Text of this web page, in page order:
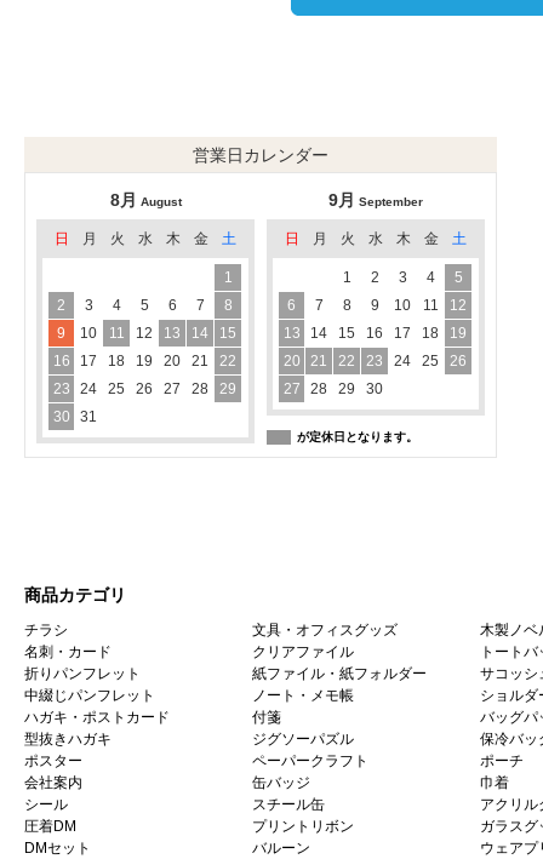
営業日カレンダー
8月 August
日 月 火 水 木 金 土
1
2
3 4 5 6 7
8
9
10 11 12 13 14
15
16
17 18 19 20 21
22
23
24 25 26 27 28
29
30
31
9月 September
日 月 火 水 木 金 土
1 2 3 4
5
6
7 8 9 10 11
12
13
14 15 16 17 18
19
20
21 22 23 24 25
26
27
28 29 30
が定休日となります。
商品カテゴリ
チラシ
名刺・カード
折りパンフレット
中綴じパンフレット
ハガキ・ポストカード
型抜きハガキ
ポスター
会社案内
シール
圧着DM
DMセット
文具・オフィスグッズ
クリアファイル
紙ファイル・紙フォルダー
ノート・メモ帳
付箋
ジグソーパズル
ペーパークラフト
缶バッジ
スチール缶
プリントリボン
バルーン
木製ノベ
トートバ
サコッシ
ショルダ
バッグパ
保冷バッ
ポーチ
巾着
アクリル
ガラスグ
ウェアプ